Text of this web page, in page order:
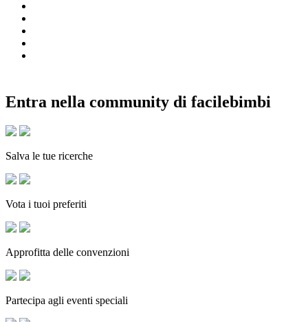
Entra nella community di facilebimbi
Salva le tue ricerche
Vota i tuoi preferiti
Approfitta delle convenzioni
Partecipa agli eventi speciali